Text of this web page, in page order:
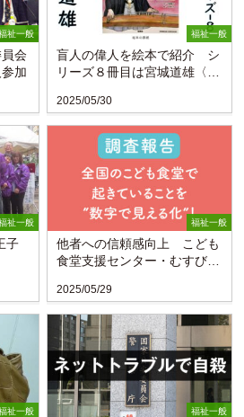
祉一般
会
加
福祉一般
盲人の偉人を絵本で紹介 シ
リーズ８冊目は宮城道雄〈桜
2025/05/30
祉一般
子
福祉一般
他者への信頼感向上 こども
食堂支援センター・むすびえ
2025/05/29
祉一般 福祉一般